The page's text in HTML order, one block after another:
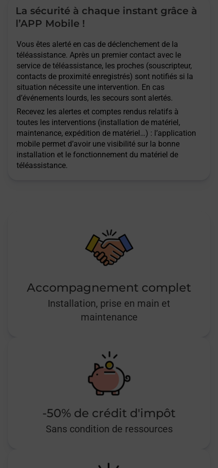
La sécurité à chaque instant grâce à
l’APP Mobile !
Vous êtes alerté en cas de déclenchement de la
téléassistance. Après un premier contact avec le
service de téléassistance, les proches (souscripteur,
contacts de proximité enregistrés) sont notifiés si la
situation nécessite une intervention. En cas
d’événements lourds, les secours sont alertés.
Recevez les alertes et comptes rendus relatifs à
toutes les interventions (installation de matériel,
maintenance, expédition de matériel…) : l’application
mobile permet d’avoir une visibilité sur la bonne
installation et le fonctionnement du matériel de
téléassistance.
Accompagnement complet
Installation, prise en main et
maintenance
-50% de crédit d'impôt
Sans condition de ressources